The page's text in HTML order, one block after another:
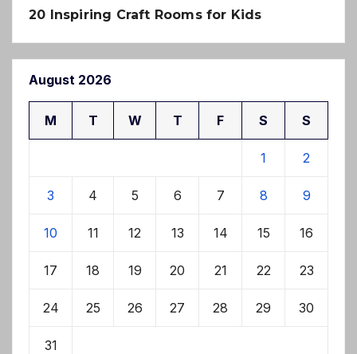
20 Inspiring Craft Rooms for Kids
August 2026
M T W T F S S
1 2
3 4 5 6 7 8 9
10 11 12 13 14 15 16
17 18 19 20 21 22 23
24 25 26 27 28 29 30
31